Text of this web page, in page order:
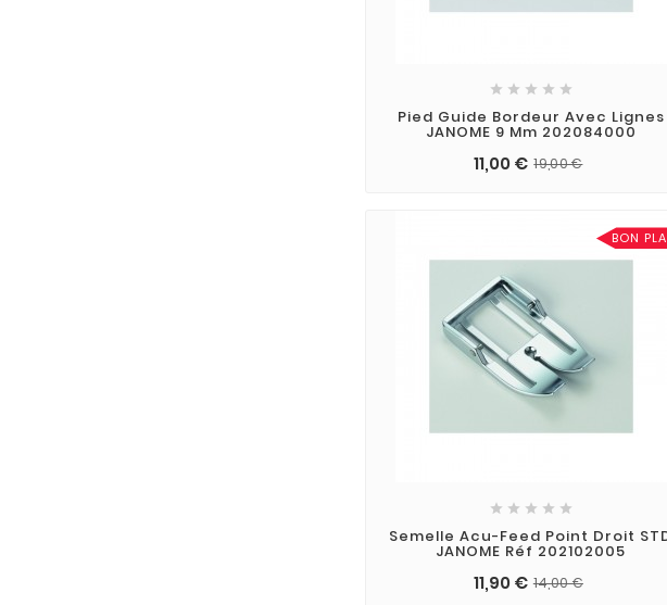
    
Pied Guide Bordeur Avec Lignes
JANOME 9 Mm 202084000
11,00 € 19,00 €
BON
    
Semelle Acu-Feed Point Droit
JANOME Réf 202102005
11,90 € 14,00 €